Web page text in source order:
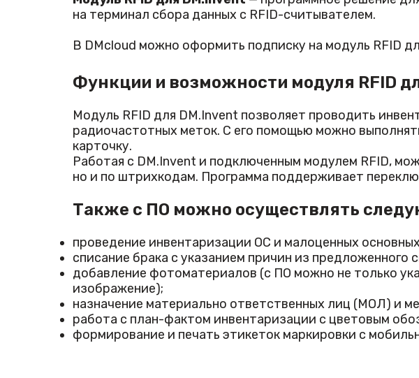
на терминал сбора данных с RFID-считывателем.
В DMcloud можно оформить подписку на модуль RFID
Функции и возможности модуля RFID
Модуль RFID для DM.Invent позволяет проводить
радиочастотных меток. С его помощью можно
карточку.
Работая с DM.Invent и подключенным модулем RFID,
но и по штрихкодам. Программа поддерживает
Также с ПО можно осуществлять
проведение инвентаризации ОС и малоценных
списание брака с указанием причин из предложенного
добавление фотоматериалов (с ПО можно не только
изображение);
назначение материально ответственных лиц (МОЛ) и
работа с план-фактом инвентаризации с цветовым
формирование и печать этикеток маркировки с